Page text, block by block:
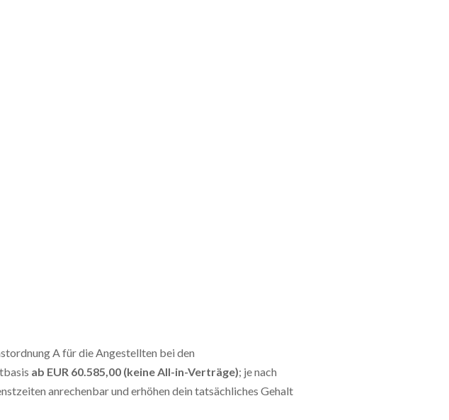
A für die Angestellten bei den
ab EUR 60.585,00 (keine All-in-Verträge); je nach
anrechenbar und erhöhen dein tatsächliches Gehalt